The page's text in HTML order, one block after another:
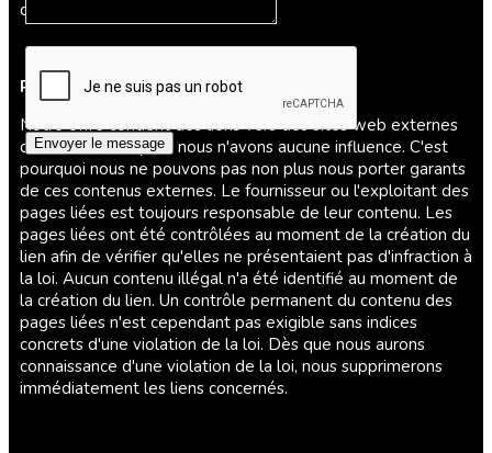
contenus concernés.
Responsabilité pour les liens
Notre offre contient des liens vers des sites web externes
de tiers, sur lesquels nous n'avons aucune influence. C'est
pourquoi nous ne pouvons pas non plus nous porter garants
de ces contenus externes. Le fournisseur ou l'exploitant des
pages liées est toujours responsable de leur contenu. Les
pages liées ont été contrôlées au moment de la création du
lien afin de vérifier qu'elles ne présentaient pas d'infraction à
la loi. Aucun contenu illégal n'a été identifié au moment de
la création du lien. Un contrôle permanent du contenu des
pages liées n'est cependant pas exigible sans indices
concrets d'une violation de la loi. Dès que nous aurons
connaissance d'une violation de la loi, nous supprimerons
immédiatement les liens concernés.
Envoyer le message